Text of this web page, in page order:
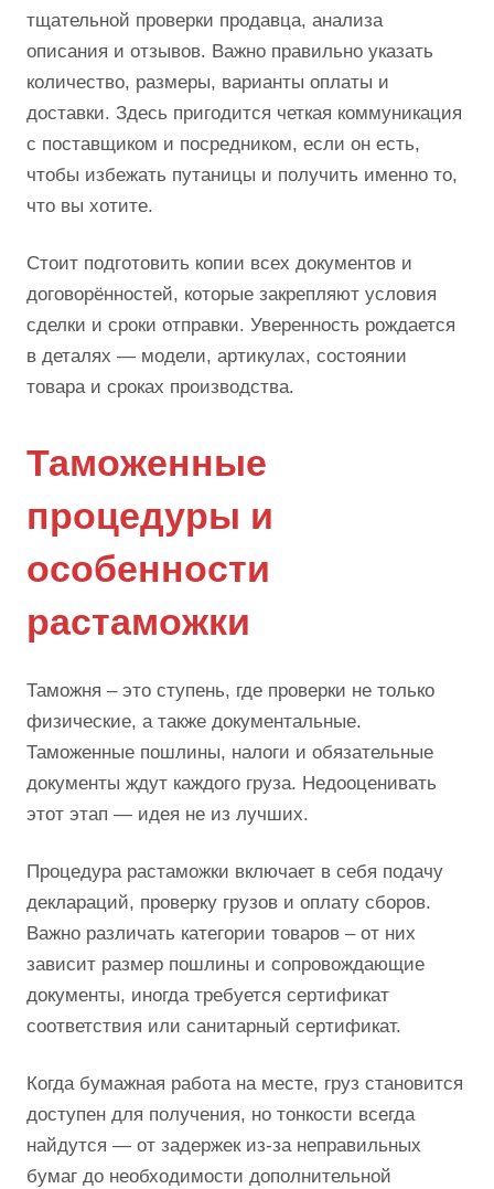
тщательной проверки продавца, анализа
описания и отзывов. Важно правильно указать
количество, размеры, варианты оплаты и
доставки. Здесь пригодится четкая коммуникация
с поставщиком и посредником, если он есть,
чтобы избежать путаницы и получить именно то,
что вы хотите.
Стоит подготовить копии всех документов и
договорённостей, которые закрепляют условия
сделки и сроки отправки. Уверенность рождается
в деталях — модели, артикулах, состоянии
товара и сроках производства.
Таможенные
процедуры и
особенности
растаможки
Таможня – это ступень, где проверки не только
физические, а также документальные.
Таможенные пошлины, налоги и обязательные
документы ждут каждого груза. Недооценивать
этот этап — идея не из лучших.
Процедура растаможки включает в себя подачу
деклараций, проверку грузов и оплату сборов.
Важно различать категории товаров – от них
зависит размер пошлины и сопровождающие
документы, иногда требуется сертификат
соответствия или санитарный сертификат.
Когда бумажная работа на месте, груз становится
доступен для получения, но тонкости всегда
найдутся — от задержек из-за неправильных
бумаг до необходимости дополнительной